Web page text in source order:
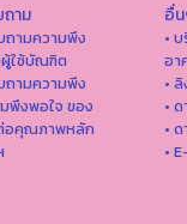
าม
ถามความพึง
ใช้บัณฑิต
ถามความพึง
พึงพอใจ ของ
อคุณภาพหลัก
อื่
•
อา
•
•
•
•